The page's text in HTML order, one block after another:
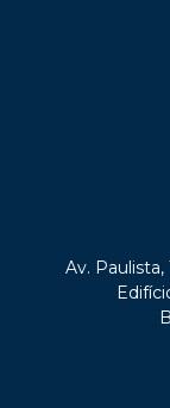
Av. Paulista,